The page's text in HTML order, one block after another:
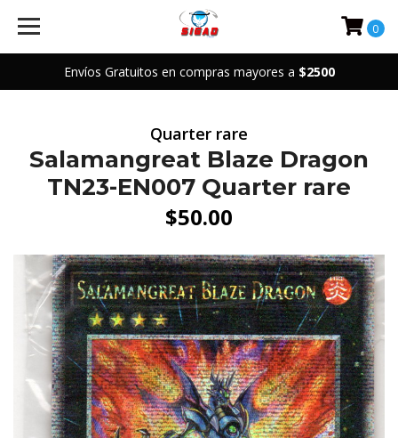
Envíos Gratuitos en compras mayores a $2500
0
Quarter rare
Salamangreat Blaze Dragon
TN23-EN007 Quarter rare
$50.00